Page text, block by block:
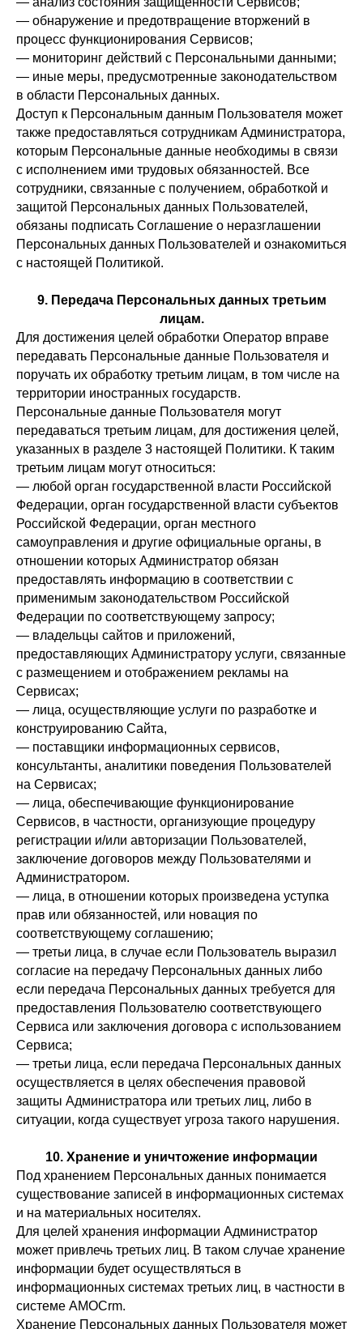
— обнаружение и предотвращение вторжений в
процесс функционирования Сервисов;
— мониторинг действий с Персональными данными;
— иные меры, предусмотренные законодательством
в области Персональных данных.
Доступ к Персональным данным Пользователя может
также предоставляться сотрудникам Администратора,
которым Персональные данные необходимы в связи
с исполнением ими трудовых обязанностей. Все
сотрудники, связанные с получением, обработкой и
защитой Персональных данных Пользователей,
обязаны подписать Соглашение о неразглашении
Персональных данных Пользователей и ознакомиться
с настоящей Политикой.
9. Передача Персональных данных третьим
лицам.
Для достижения целей обработки Оператор вправе
передавать Персональные данные Пользователя и
поручать их обработку третьим лицам, в том числе на
территории иностранных государств.
Персональные данные Пользователя могут
передаваться третьим лицам, для достижения целей,
указанных в разделе 3 настоящей Политики. К таким
третьим лицам могут относиться:
— любой орган государственной власти Российской
Федерации, орган государственной власти субъектов
Российской Федерации, орган местного
самоуправления и другие официальные органы, в
отношении которых Администратор обязан
предоставлять информацию в соответствии с
применимым законодательством Российской
Федерации по соответствующему запросу;
— владельцы сайтов и приложений,
предоставляющих Администратору услуги, связанные
с размещением и отображением рекламы на
Сервисах;
— лица, осуществляющие услуги по разработке и
конструированию Сайта,
— поставщики информационных сервисов,
консультанты, аналитики поведения Пользователей
на Сервисах;
— лица, обеспечивающие функционирование
Сервисов, в частности, организующие процедуру
регистрации и/или авторизации Пользователей,
заключение договоров между Пользователями и
Администратором.
— лица, в отношении которых произведена уступка
прав или обязанностей, или новация по
соответствующему соглашению;
— третьи лица, в случае если Пользователь выразил
согласие на передачу Персональных данных либо
если передача Персональных данных требуется для
предоставления Пользователю соответствующего
Сервиса или заключения договора с использованием
Сервиса;
— третьи лица, если передача Персональных данных
осуществляется в целях обеспечения правовой
защиты Администратора или третьих лиц, либо в
ситуации, когда существует угроза такого нарушения.
10. Хранение и уничтожение информации
Под хранением Персональных данных понимается
существование записей в информационных системах
и на материальных носителях.
Для целей хранения информации Администратор
может привлечь третьих лиц. В таком случае хранение
информации будет осуществляться в
информационных системах третьих лиц, в частности в
системе AMOCrm.
Хранение Персональных данных Пользователя может